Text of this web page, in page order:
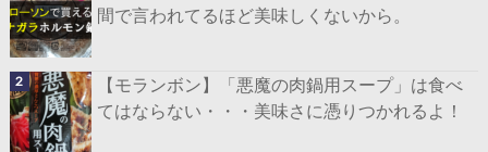
間で言われてるほど美味しくないから。
【モランボン】「悪魔の肉鍋用スープ」は食べ
てはならない・・・美味さに憑りつかれるよ！